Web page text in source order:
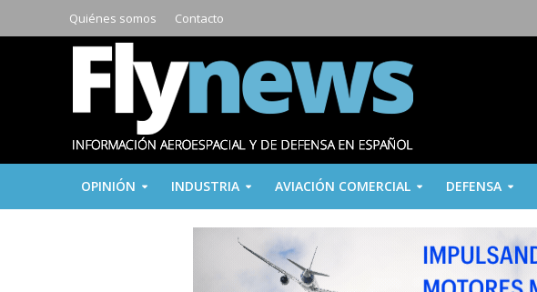
Quiénes somos Contacto
OPINIÓN INDUSTRIA AVIACIÓN COMERCIAL DEFENSA